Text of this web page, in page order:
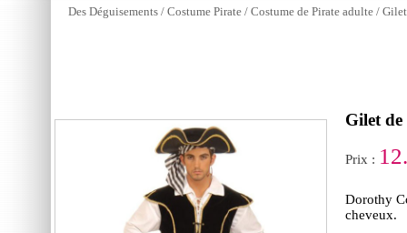
Des Déguisements / Costume Pirate / Costume de Pirate adulte /
Gilet
Prix :
Dorothy
cheveux.